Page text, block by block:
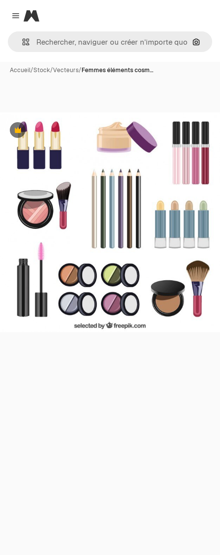
Close menu
Magnific
Accueil/Stock/Vecteurs/Femmes éléments cosm…
Premium